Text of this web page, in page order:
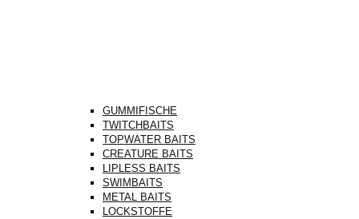
GUMMIFISCHE
TWITCHBAITS
TOPWATER BAITS
CREATURE BAITS
LIPLESS BAITS
SWIMBAITS
METAL BAITS
LOCKSTOFFE